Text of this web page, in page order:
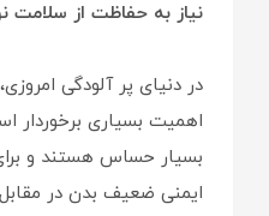
نیاز به حفاظت از سلامت
در دنیای پر آلودگی
اهمیت بسیاری برخوردار
بسیار حساس هستند و
ایمنی ضعیف بدن در